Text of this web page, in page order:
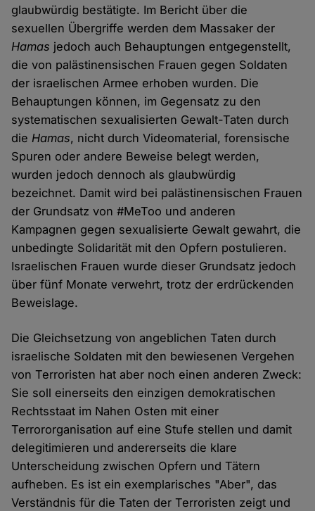
glaubwürdig bestätigte. Im Bericht über die
sexuellen Übergriffe werden dem Massaker der
Hamas jedoch auch Behauptungen entgegenstellt,
die von palästinensischen Frauen gegen Soldaten
der israelischen Armee erhoben wurden. Die
Behauptungen können, im Gegensatz zu den
systematischen sexualisierten Gewalt-Taten durch
dieHamas, nicht durch Videomaterial, forensische
Spuren oder andere Beweise belegt werden,
wurden jedoch dennoch als glaubwürdig
bezeichnet. Damit wird bei palästinensischen Frauen
der Grundsatz von #MeToo und anderen
Kampagnen gegen sexualisierte Gewalt gewahrt, die
unbedingte Solidarität mit den Opfern postulieren.
Israelischen Frauen wurde dieser Grundsatz jedoch
über fünf Monate verwehrt, trotz der erdrückenden
Beweislage.
Die Gleichsetzung von angeblichen Taten durch
israelische Soldaten mit den bewiesenen Vergehen
von Terroristen hat aber noch einen anderen Zweck:
Sie soll einerseits den einzigen demokratischen
Rechtsstaat im Nahen Osten mit einer
Terrororganisation auf eine Stufe stellen und damit
delegitimieren und andererseits die klare
Unterscheidung zwischen Opfern und Tätern
aufheben. Es ist ein exemplarisches "Aber", das
Verständnis für die Taten der Terroristen zeigt und